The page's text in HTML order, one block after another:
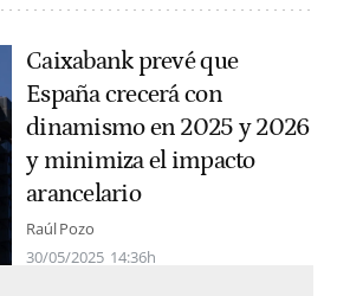
Caixabank prevé que
España crecerá con
dinamismo en 2025 y 2026
y minimiza el impacto
arancelario
Raúl Pozo
30/05/2025 14:36h